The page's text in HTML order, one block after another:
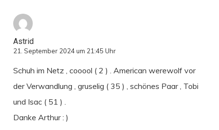
Astrid
21. September 2024 um 21:45 Uhr
Schuh im Netz , cooool ( 2 ) . American werewolf vor
der Verwandlung , gruselig ( 35 ) , schönes Paar , Tobi
und Isac ( 51 ) .
Danke Arthur : )